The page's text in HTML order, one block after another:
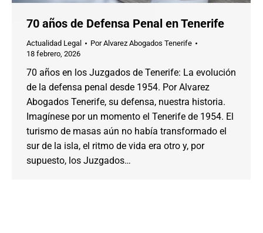
70 años de Defensa Penal en Tenerife
Actualidad Legal PorAlvarez Abogados Tenerife
18 febrero, 2026
70 años en los Juzgados de Tenerife: La evolución
de la defensa penal desde 1954. Por Alvarez
Abogados Tenerife, su defensa, nuestra historia.
Imagínese por un momento el Tenerife de 1954. El
turismo de masas aún no había transformado el
sur de la isla, el ritmo de vida era otro y, por
supuesto, los Juzgados…